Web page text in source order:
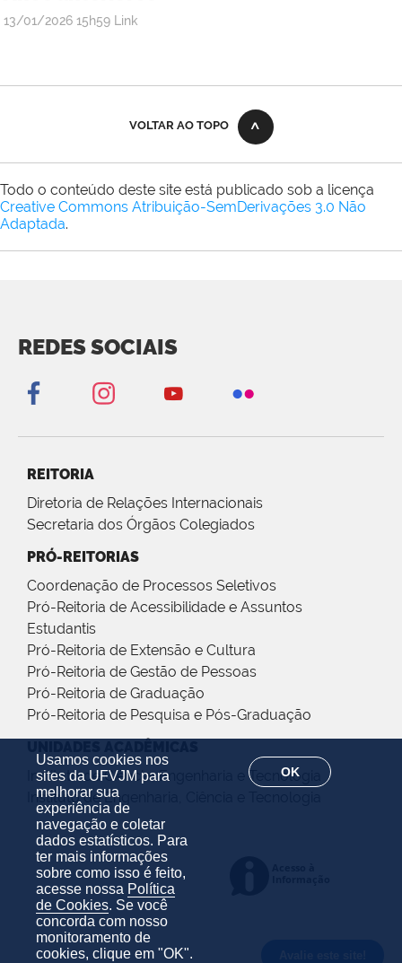
Usamos cookies nos
sites da UFVJM para
melhorar sua
experiência de
navegação e coletar
dados estatísticos. Para
ter mais informações
sobre como isso é feito,
acesse nossa Política
de Cookies. Se você
concorda com nosso
monitoramento de
cookies, clique em "OK".
OK
publicado
13/01/2026 15h59 Link
VOLTAR AO TOPO
Todo o conteúdo deste site está publicado sob a licença
Creative Commons Atribuição-SemDerivações 3.0 Não
Adaptada.
REDES SOCIAIS
REITORIA
Diretoria de Relações Internacionais
Secretaria dos Órgãos Colegiados
PRÓ-REITORIAS
Coordenação de Processos Seletivos
Pró-Reitoria de Acessibilidade e Assuntos
Estudantis
Pró-Reitoria de Extensão e Cultura
Pró-Reitoria de Gestão de Pessoas
Pró-Reitoria de Graduação
Pró-Reitoria de Pesquisa e Pós-Graduação
Instituto de Ciência, Engenharia e Tecnologia
Instituto de Engenharia, Ciência e Tecnologia